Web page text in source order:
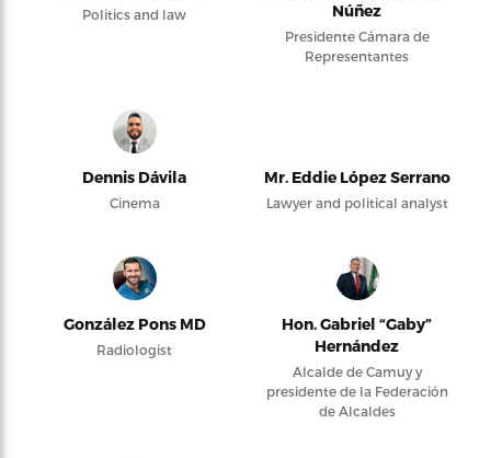
Politics and law
Núñez
Presidente Cámara de
Representantes
Dennis Dávila
Cinema
Mr. Eddie López Serrano
Lawyer and political analyst
González Pons MD
Radiologist
Hon. Gabriel “Gaby”
Hernández
Alcalde de Camuy y
presidente de la Federación
de Alcaldes